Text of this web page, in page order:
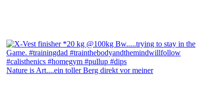
Nature is Art....ein toller Berg direkt vor meiner